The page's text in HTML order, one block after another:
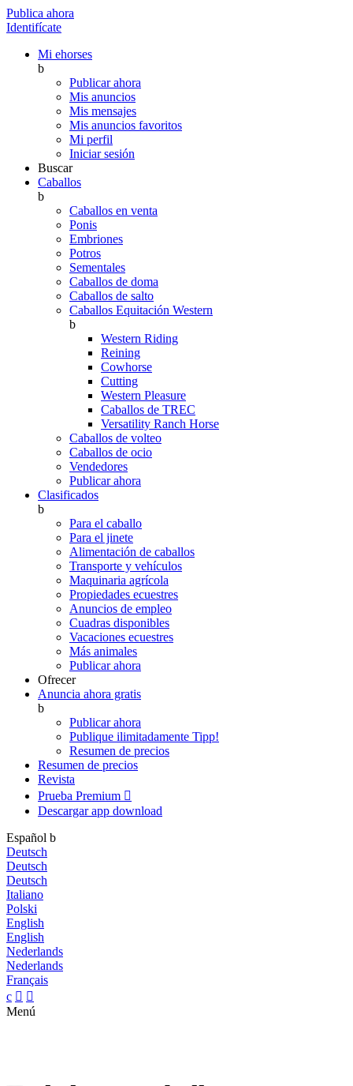
Publica ahora
Identifícate
Mi ehorses
b
Publicar ahora
Mis anuncios
Mis mensajes
Mis anuncios favoritos
Mi perfil
Iniciar sesión
Buscar
Caballos
b
Caballos en venta
Ponis
Embriones
Potros
Sementales
Caballos de doma
Caballos de salto
Caballos Equitación Western
b
Western Riding
Reining
Cowhorse
Cutting
Western Pleasure
Caballos de TREC
Versatility Ranch Horse
Caballos de volteo
Caballos de ocio
Vendedores
Publicar ahora
Clasificados
b
Para el caballo
Para el jinete
Alimentación de caballos
Transporte y vehículos
Maquinaria agrícola
Propiedades ecuestres
Anuncios de empleo
Cuadras disponibles
Vacaciones ecuestres
Más animales
Publicar ahora
Ofrecer
Anuncia ahora gratis
b
Publicar ahora
Publique ilimitadamente Tipp!
Resumen de precios
Resumen de precios
Revista
Prueba Premium 
Descargar app download
Español b
Deutsch
Deutsch
Deutsch
Italiano
Polski
English
English
Nederlands
Nederlands
Français
c  
Menú